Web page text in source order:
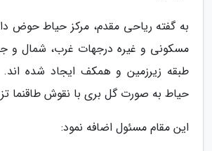
به گفته ریاحی مقدم، مرکز حیاط حوض
مسکونی و غیره درجهات غرب، شمال و
طبقه زیرزمین و همکف ایجاد شده
حیاط به صورت گل بری با نقوش طاقنما
این مقام مسئول اضافه نمود: